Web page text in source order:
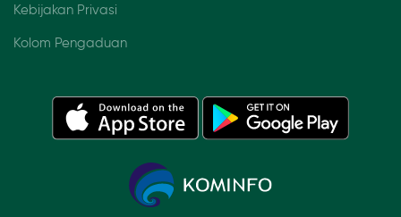
Kebijakan Privasi
Kolom Pengaduan